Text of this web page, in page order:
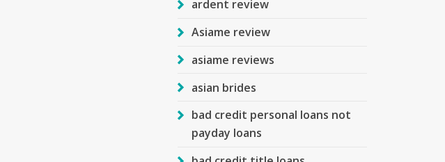
ardent review
Asiame review
asiame reviews
asian brides
bad credit personal loans not
payday loans